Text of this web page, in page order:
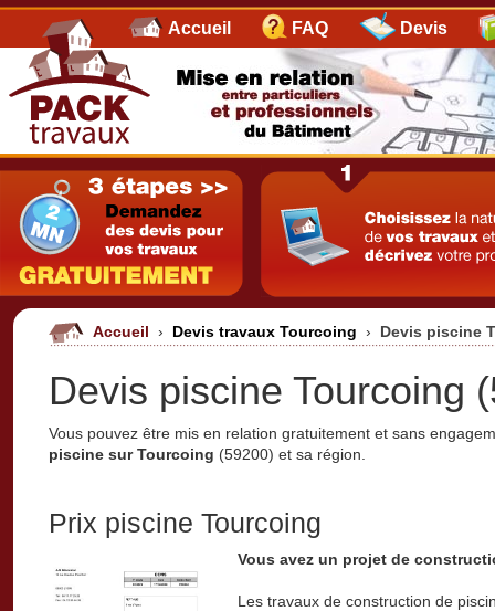
Accueil FAQ Devis
Accueil › Devis travaux Tourcoing › Devis piscine
Devis piscine Tourcoing
Vous pouvez être mis en relation gratuitement et sans
piscine sur Tourcoing (59200) et sa région.
Prix piscine Tourcoing
Vous avez un projet de
Les travaux de construction de